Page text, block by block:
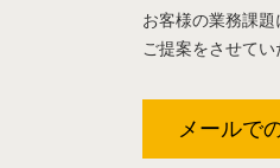
お客様の業務課題
ご提案をさせて
メールで